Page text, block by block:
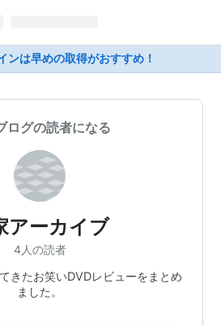
ンは早めの取得がおすすめ！
ログの読者になる
アーカイブ
4人の読者
きたお笑いDVDレビューをまとめ
ました。